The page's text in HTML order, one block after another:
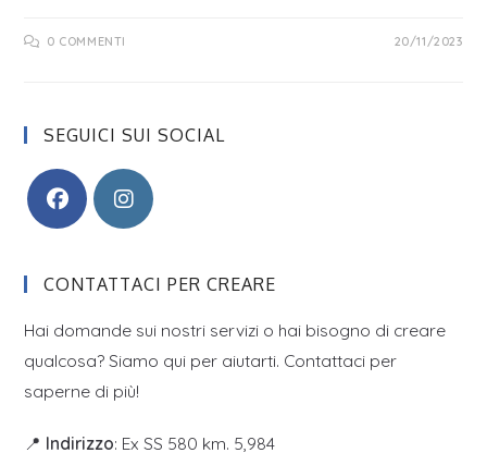
0 COMMENTI 20/11/2023
SEGUICI SUI SOCIAL
CONTATTACI PER CREARE
Hai domande sui nostri servizi o hai bisogno di creare
qualcosa? Siamo qui per aiutarti. Contattaci per
saperne di più!
📍 Indirizzo: Ex SS 580 km. 5,984